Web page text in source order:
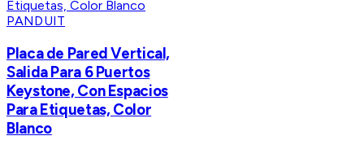
PANDUIT
Placa de Pared Vertical,
Salida Para 6 Puertos
Keystone, Con Espacios
Para Etiquetas, Color
Blanco